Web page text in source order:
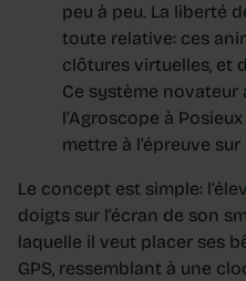
peu à peu. La liberté
toute relative: ces
clôtures virtuelles, et
Ce système novateur
l’Agroscope à
mettre à l’épreuve
Le concept est simple:
doigts sur l’écran de son
laquelle il veut placer ses
GPS, ressemblant à une